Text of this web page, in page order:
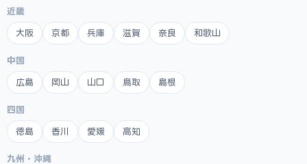
近畿
大阪 京都 兵庫 滋賀 奈良 和歌山
中国
広島 岡山 山口 鳥取 島根
四国
徳島 香川 愛媛 高知
九州・沖縄